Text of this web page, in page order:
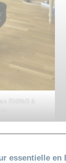
EHPAD à
essentielle en